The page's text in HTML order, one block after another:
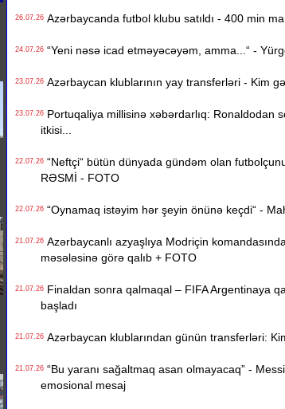
26.07.26Azərbaycanda futbol klubu satıldı - 400 min
24.07.26“Yeni nəsə icad etməyəcəyəm, amma...“ -
23.07.26Azərbaycan klublarının yay transferləri - Kim
23.07.26Portuqaliya millisinə xəbərdarlıq: Ronaldodan
itkisi...
22.07.26“Neftçi“ bütün dünyada gündəm olan
RƏSMİ - FOTO
22.07.26“Oynamaq istəyim hər şeyin önünə keçdi“ -
21.07.26Azərbaycanlı azyaşlıya Modriçin
məsələsinə görə qalıb + FOTO
21.07.26Finaldan sonra qalmaqal – FIFA Argentinaya
başladı
21.07.26Azərbaycan klublarından günün transferləri:
21.07.26“Bu yaranı sağaltmaq asan olmayacaq” -
emosional mesaj